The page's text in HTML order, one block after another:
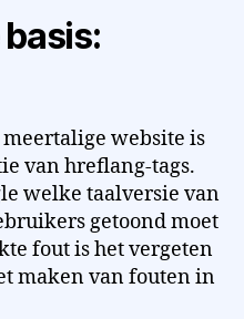
website is
van hreflang-tags.
welke taalversie van
getoond moet
fout is het vergeten
maken van fouten in